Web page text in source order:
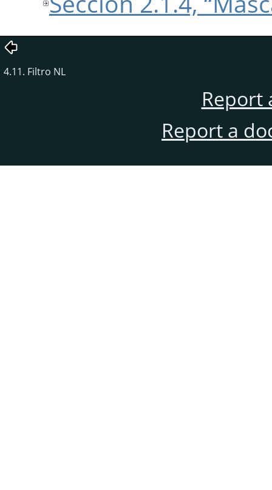
4.11. Filtro NL
Report
Report a